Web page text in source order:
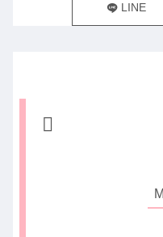
LINE